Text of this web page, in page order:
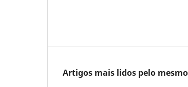
Artigos mais lidos pelo